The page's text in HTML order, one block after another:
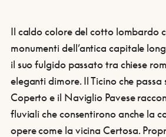
Il caldo colore del cotto lombardo
monumenti dell’antica capitale
il suo fulgido passato tra chiese
eleganti dimore. Il Ticino che passa
Coperto e il Naviglio Pavese
fluviali che consentirono anche la
opere come la vicina Certosa.